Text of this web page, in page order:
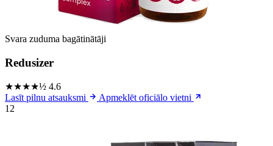
Svara zuduma bagātinātāji
Redusizer
★★★★½ 4.6
Lasīt pilnu atsauksmi
Apmeklēt oficiālo vietni
12